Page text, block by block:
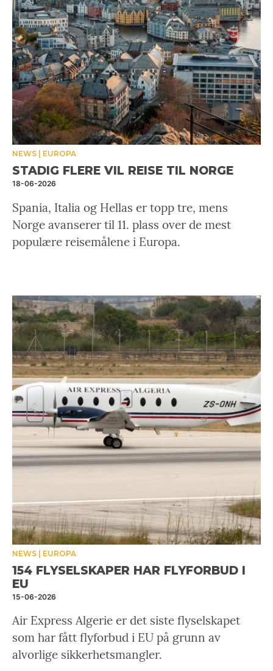
NEWS EUROPA
STADIG FLERE VIL REISE TIL NORGE
18-06-2026
Spania, Italia og Hellas er topp tre, mens
Norge avanserer til 11. plass over de mest
populære reisemålene i Europa.
NEWS EUROPA
154 FLYSELSKAPER HAR FLYFORBUD I
EU
15-06-2026
Air Express Algerie er det siste flyselskapet
som har fått flyforbud i EU på grunn av
alvorlige sikkerhetsmangler.